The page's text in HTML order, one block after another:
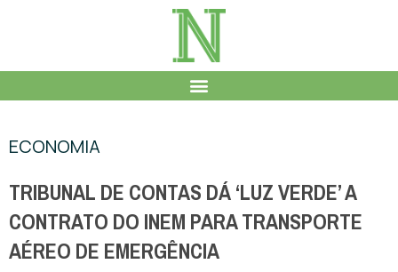
ECONOMIA
TRIBUNAL DE CONTAS DÁ ‘LUZ VERDE’ A
CONTRATO DO INEM PARA TRANSPORTE
AÉREO DE EMERGÊNCIA